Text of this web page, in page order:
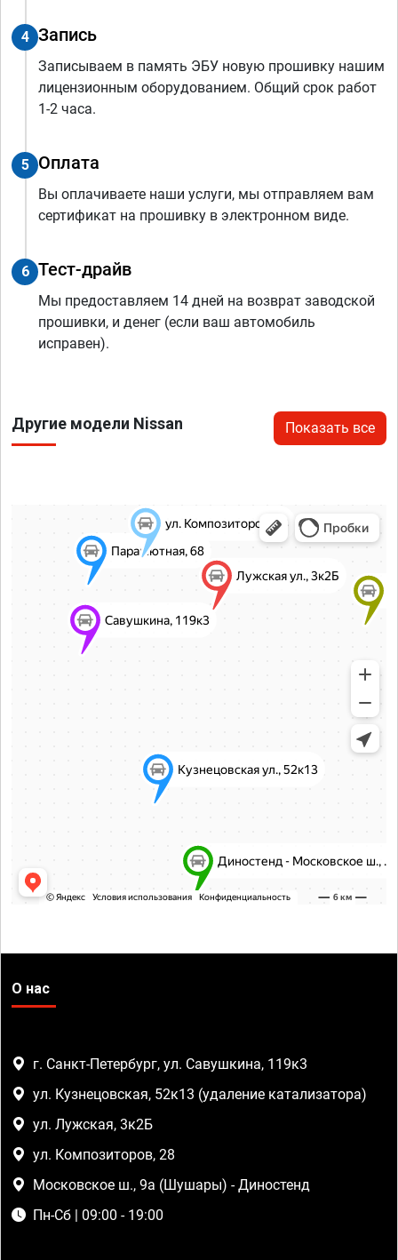
4 Запись
Записываем в память ЭБУ новую прошивку нашим
лицензионным оборудованием. Общий срок работ
1-2 часа.
5 Оплата
Вы оплачиваете наши услуги, мы отправляем вам
сертификат на прошивку в электронном виде.
6 Тест-драйв
Мы предоставляем 14 дней на возврат заводской
прошивки, и денег (если ваш автомобиль
исправен).
Другие модели Nissan Показать все
О нас
г. Санкт-Петербург, ул. Савушкина, 119к3
ул. Кузнецовская, 52к13 (удаление катализатора)
ул. Лужская, 3к2Б
ул. Композиторов, 28
Московское ш., 9а (Шушары) - Диностенд
Пн-Сб | 09:00 - 19:00